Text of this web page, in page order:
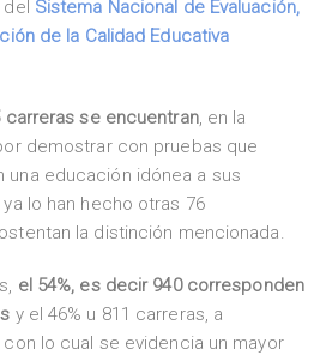
del Sistema Nacional de Evaluación,
de la Calidad Educativa
carreras se encuentran, en la
demostrar con pruebas que
educación idónea a sus
lo han hecho otras 76
la distinción mencionada.
el 54%, es decir 940 corresponden
y el 46% u 811 carreras, a
lo cual se evidencia un mayor